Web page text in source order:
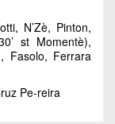
N’Zè, Pinton,
st Momentè),
Fasolo, Ferrara
Pe-reira